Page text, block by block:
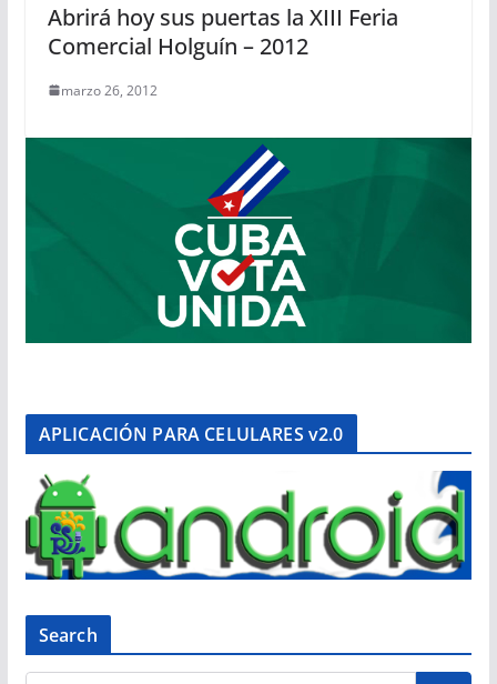
Abrirá hoy sus puertas la XIII Feria
Comercial Holguín – 2012
marzo 26, 2012
APLICACIÓN PARA CELULARES v2.0
Search